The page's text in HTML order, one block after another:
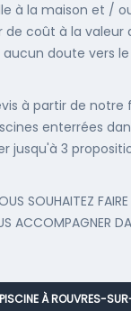
à la maison et /
coût à la valeur
doute vers
à partir de
enterrées
jusqu'à 3
SOUHAITEZ
À ROUVRES-